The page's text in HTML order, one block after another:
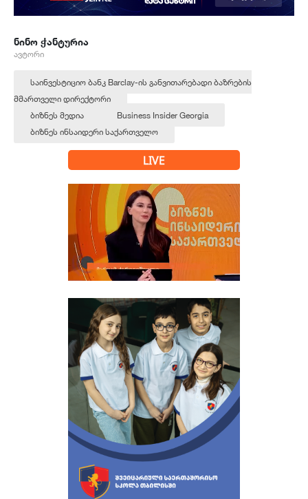
ნინო ჭანტურია
ავტორი
საინვესტიციო ბანკ Barclay-ის განვითარებადი ბაზრების
მმართველი დირექტორი
ბიზნეს მედია
Business Insider Georgia
ბიზნეს ინსაიდერი საქართველო
LIVE